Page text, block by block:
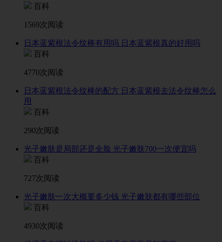
百科
1569次阅读
日本蓝紫根法令纹棒有用吗 日本蓝紫根真的好用吗
百科
4770次阅读
日本蓝紫根法令纹棒的配方 日本蓝紫根去法令纹棒怎么
用
百科
290次阅读
光子嫩肤是局部还是全脸 光子嫩肤700一次便宜吗
百科
727次阅读
光子嫩肤一次大概要多少钱 光子嫩肤都有哪些部位
百科
4930次阅读